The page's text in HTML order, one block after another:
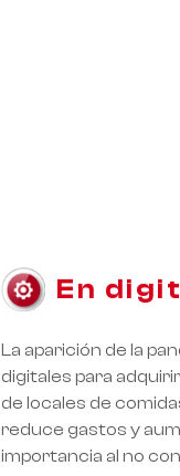
En
La aparición de la
digitales para
de locales de
reduce gastos y
importancia al no